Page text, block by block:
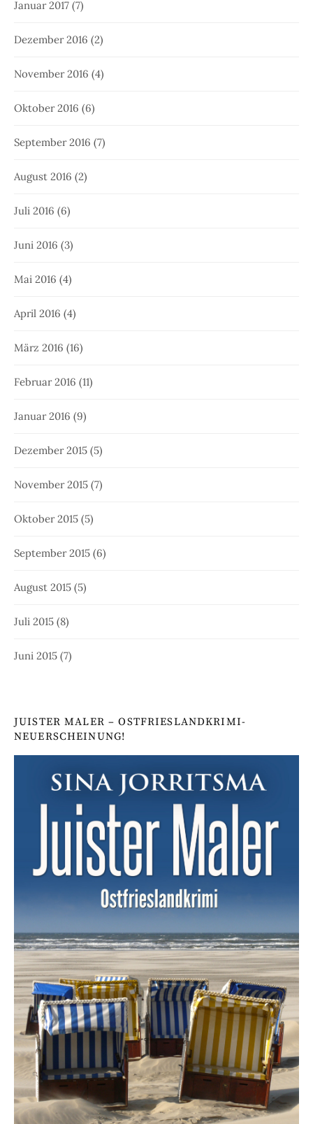
Januar 2017 (7)
Dezember 2016 (2)
November 2016 (4)
Oktober 2016 (6)
September 2016 (7)
August 2016 (2)
Juli 2016 (6)
Juni 2016 (3)
Mai 2016 (4)
April 2016 (4)
März 2016 (16)
Februar 2016 (11)
Januar 2016 (9)
Dezember 2015 (5)
November 2015 (7)
Oktober 2015 (5)
September 2015 (6)
August 2015 (5)
Juli 2015 (8)
Juni 2015 (7)
JUISTER MALER – OSTFRIESLANDKRIMI-
NEUERSCHEINUNG!